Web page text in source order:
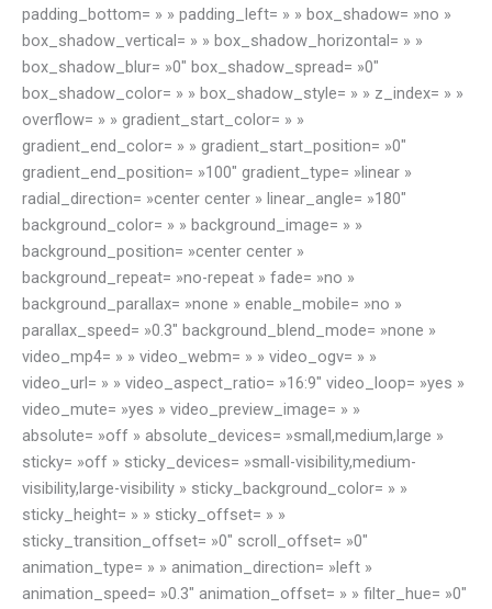
padding_bottom= » » padding_left= » » box_shadow= »no »
box_shadow_vertical= » » box_shadow_horizontal= » »
box_shadow_blur= »0″ box_shadow_spread= »0″
box_shadow_color= » » box_shadow_style= » » z_index= » »
overflow= » » gradient_start_color= » »
gradient_end_color= » » gradient_start_position= »0″
gradient_end_position= »100″ gradient_type= »linear »
radial_direction= »center center » linear_angle= »180″
background_color= » » background_image= » »
background_position= »center center »
background_repeat= »no-repeat » fade= »no »
background_parallax= »none » enable_mobile= »no »
parallax_speed= »0.3″ background_blend_mode= »none »
video_mp4= » » video_webm= » » video_ogv= » »
video_url= » » video_aspect_ratio= »16:9″ video_loop= »yes »
video_mute= »yes » video_preview_image= » »
absolute= »off » absolute_devices= »small,medium,large »
sticky= »off » sticky_devices= »small-visibility,medium-
visibility,large-visibility » sticky_background_color= » »
sticky_height= » » sticky_offset= » »
sticky_transition_offset= »0″ scroll_offset= »0″
animation_type= » » animation_direction= »left »
animation_speed= »0.3″ animation_offset= » » filter_hue= »0″